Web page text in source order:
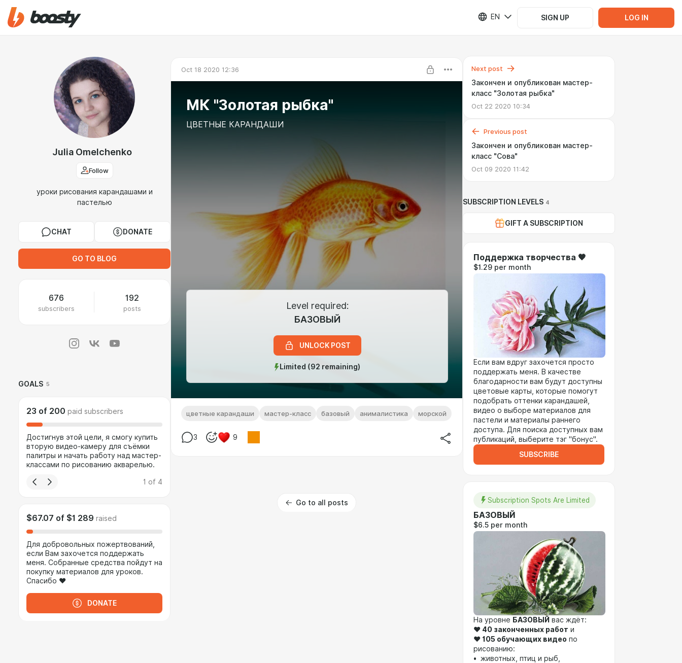
EN SIGN UP LOG IN
Julia Omelchenko
Follow
уроки рисования карандашами и
пастелью
CHAT DONATE
GO TO BLOG
676
subscribers
192
posts
GOALS 5
23 of 200 paid subscribers
Достигнув этой цели, я смогу купить
вторую видео-камеру для съёмки
палитры и начать работу над мастер-
классами по рисованию акварелью.
1 of 4
$67.07 of $1 289 raised
Для добровольных пожертвований,
если Вам захочется поддержать
меня. Собранные средства пойдут на
покупку материалов для уроков.
Спасибо ❤
DONATE
Oct 18 2020 12:36
МК "Золотая рыбка"
ЦВЕТНЫЕ КАРАНДАШИ
Level required:
БАЗОВЫЙ
UNLOCK POST
Limited (92 remaining)
цветные карандаши мастер-класс базовый анималистика морской
3 9
Go to all posts
Next post
Закончен и опубликован мастер-
класс "Золотая рыбка"
Oct 22 2020 10:34
Previous post
Закончен и опубликован мастер-
класс "Сова"
Oct 09 2020 11:42
SUBSCRIPTION LEVELS 4
GIFT A SUBSCRIPTION
Поддержка творчества 🧡
$1.29 per month
Если вам вдруг захочется просто
поддержать меня. В качестве
благодарности вам будут доступны
цветовые карты, которые помогут
подобрать оттенки карандашей,
видео о выборе материалов для
пастели и материалы раннего
доступа. Для поиска доступных вам
публикаций, выберите тэг "бонус".
SUBSCRIBE
Subscription Spots Are Limited
БАЗОВЫЙ
$6.5 per month
На уровне БАЗОВЫЙ вас ждёт:
❤️ 40 законченных работ и
❤️ 105 обучающих видео по
рисованию:
• животных, птиц и рыб,